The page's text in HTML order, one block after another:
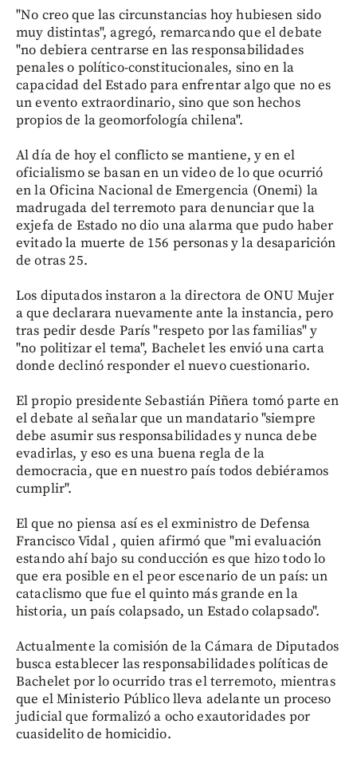
"No creo que las circunstancias hoy hubiesen sido
muy distintas", agregó, remarcando que el debate
"no debiera centrarse en las responsabilidades
penales o político-constitucionales, sino en la
capacidad del Estado para enfrentar algo que no es
un evento extraordinario, sino que son hechos
propios de la geomorfología chilena".
Al día de hoy el conflicto se mantiene, y en el
oficialismo se basan en un video de lo que ocurrió
en la Oficina Nacional de Emergencia (Onemi) la
madrugada del terremoto para denunciar que la
exjefa de Estado no dio una alarma que pudo haber
evitado la muerte de 156 personas y la desaparición
de otras 25.
Los diputados instaron a la directora de ONU Mujer
a que declarara nuevamente ante la instancia, pero
tras pedir desde París "respeto por las familias" y
"no politizar el tema", Bachelet les envió una carta
donde declinó responder el nuevo cuestionario.
El propio presidente Sebastián Piñera tomó parte en
el debate al señalar que un mandatario "siempre
debe asumir sus responsabilidades y nunca debe
evadirlas, y eso es una buena regla de la
democracia, que en nuestro país todos debiéramos
cumplir".
El que no piensa así es el exministro de Defensa
Francisco Vidal , quien afirmó que "mi evaluación
estando ahí bajo su conducción es que hizo todo lo
que era posible en el peor escenario de un país: un
cataclismo que fue el quinto más grande en la
historia, un país colapsado, un Estado colapsado".
Actualmente la comisión de la Cámara de Diputados
busca establecer las responsabilidades políticas de
Bachelet por lo ocurrido tras el terremoto, mientras
que el Ministerio Público lleva adelante un proceso
judicial que formalizó a ocho exautoridades por
cuasidelito de homicidio.